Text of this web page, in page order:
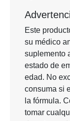
Este
su médico
suplemento
estado de
edad. No
consuma si
la fórmula.
tomar